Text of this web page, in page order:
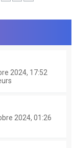
2024, 17:52
2024, 01:26